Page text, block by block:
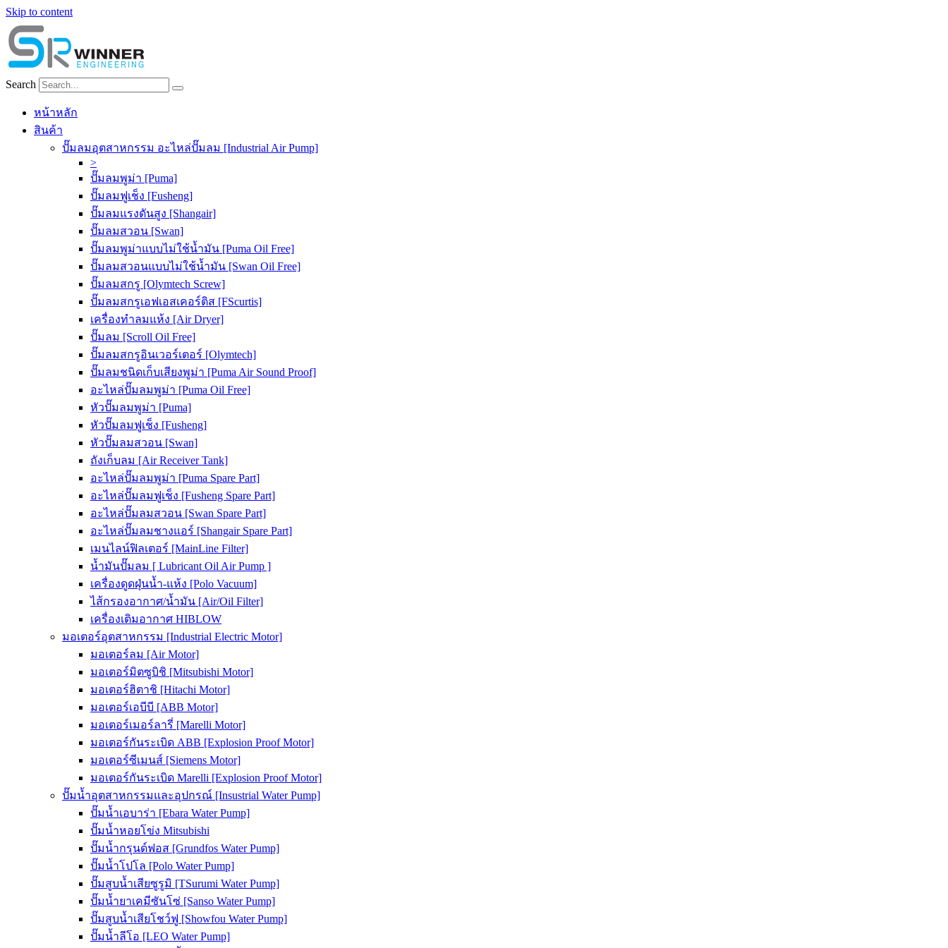
Skip to content
Search
หน้าหลัก
สินค้า
ปั๊มลมอุตสาหกรรม อะไหล่ปั๊มลม [Industrial Air Pump]
>
ปั๊มลมพูม่า [Puma]
ปั๊มลมฟูเช็ง [Fusheng]
ปั๊มลมแรงดันสูง [Shangair]
ปั๊มลมสวอน [Swan]
ปั๊มลมพูม่าแบบไม่ใช้น้ำมัน [Puma Oil Free]
ปั๊มลมสวอนแบบไม่ใช้น้ำมัน [Swan Oil Free]
ปั๊มลมสกรู [Olymtech Screw]
ปั๊มลมสกรูเอฟเอสเคอร์ติส [FScurtis]
เครื่องทำลมแห้ง [Air Dryer]
ปั๊มลม [Scroll Oil Free]
ปั๊มลมสกรูอินเวอร์เตอร์ [Olymtech]
ปั๊มลมชนิดเก็บเสียงพูม่า [Puma Air Sound Proof]
อะไหล่ปั๊มลมพูม่า [Puma Oil Free]
หัวปั๊มลมพูม่า [Puma]
หัวปั๊มลมฟูเช็ง [Fusheng]
หัวปั๊มลมสวอน [Swan]
ถังเก็บลม [Air Receiver Tank]
อะไหล่ปั๊มลมพูม่า [Puma Spare Part]
อะไหล่ปั๊มลมฟูเช็ง [Fusheng Spare Part]
อะไหล่ปั๊มลมสวอน [Swan Spare Part]
อะไหล่ปั๊มลมชางแอร์ [Shangair Spare Part]
เมนไลน์ฟิลเตอร์ [MainLine Filter]
น้ำมันปั๊มลม [ Lubricant Oil Air Pump ]
เครื่องดูดฝุ่นน้ำ-แห้ง [Polo Vacuum]
ไส้กรองอากาศ/น้ำมัน [Air/Oil Filter]
เครื่องเติมอากาศ HIBLOW
มอเตอร์อุตสาหกรรม [Industrial Electric Motor]
มอเตอร์ลม [Air Motor]
มอเตอร์มิตซูบิชิ [Mitsubishi Motor]
มอเตอร์ฮิตาชิ [Hitachi Motor]
มอเตอร์เอบีบี [ABB Motor]
มอเตอร์เมอร์ลารี่ [Marelli Motor]
มอเตอร์กันระเบิด ABB [Explosion Proof Motor]
มอเตอร์ซีเมนส์ [Siemens Motor]
มอเตอร์กันระเบิด Marelli [Explosion Proof Motor]
ปั๊มน้ำอุตสาหกรรมและอุปกรณ์ [Insustrial Water Pump]
ปั๊มน้ำเอบาร่า [Ebara Water Pump]
ปั๊มน้ำหอยโข่ง Mitsubishi
ปั๊มน้ำกรุนด์ฟอส [Grundfos Water Pump]
ปั๊มน้ำโปโล [Polo Water Pump]
ปั๊มสูบน้ำเสียซูรูมิ [TSurumi Water Pump]
ปั๊มน้ำยาเคมีซันโซ่ [Sanso Water Pump]
ปั๊มสูบน้ำเสียโชว์ฟู [Showfou Water Pump]
ปั๊มน้ำลีโอ [LEO Water Pump]